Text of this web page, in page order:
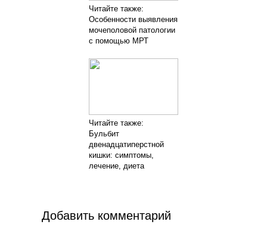
Читайте также:
Особенности выявления
мочеполовой патологии
с помощью МРТ
Читайте также:
Бульбит
двенадцатиперстной
кишки: симптомы,
лечение, диета
Добавить комментарий